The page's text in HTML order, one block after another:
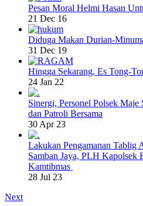
Pesan Moral Helmi Hasan
21 Dec 16
Diduga Makan Durian-
31 Dec 19
Hingga Sekarang, Es Tong-
24 Jan 22
Sinergi, Personel Polsek
dan Patroli Bersama
30 Apr 23
Lakukan Pengamanan Tablig
Samban Jaya, PLH Kapolsek
Kamtibmas
28 Jul 23
Next